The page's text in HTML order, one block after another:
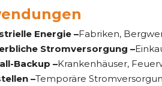
Energie –Fabriken,
Stromversorgung –
Backup –Krankenhäuser,
–Temporäre